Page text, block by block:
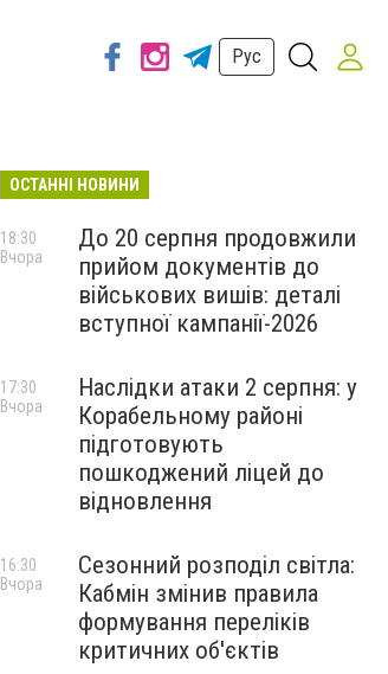
Рус
ОСТАННІ НОВИНИ
До 20 серпня продовжили
прийом документів до
військових вишів: деталі
вступної кампанії-2026
18:30
Вчора
Наслідки атаки 2 серпня: у
Корабельному районі
підготовують
пошкоджений ліцей до
відновлення
17:30
Вчора
Сезонний розподіл світла:
Кабмін змінив правила
формування переліків
критичних об'єктів
16:30
Вчора